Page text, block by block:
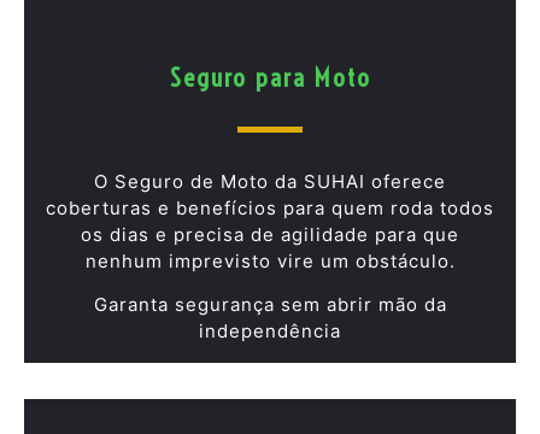
Seguro para Moto
O Seguro de Moto da SUHAI oferece
coberturas e benefícios para quem roda todos
os dias e precisa de agilidade para que
nenhum imprevisto vire um obstáculo.
Garanta segurança sem abrir mão da
independência